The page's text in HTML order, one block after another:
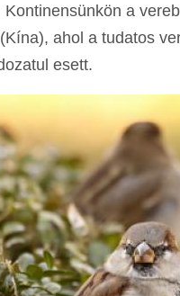
a
ahol a tudatos
esett.